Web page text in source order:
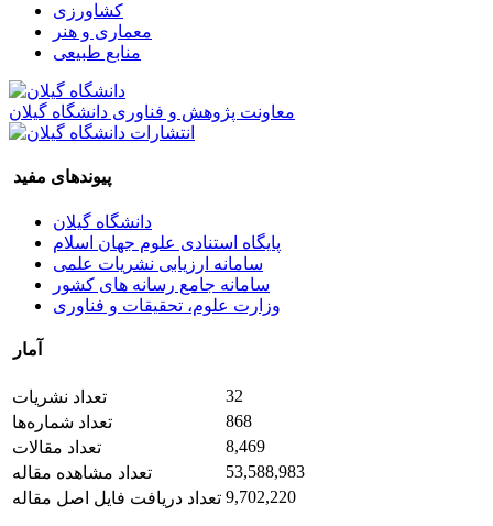
کشاورزی
معماری و هنر
منابع طبیعی
معاونت پژوهش و فناوری دانشگاه گیلان
پیوندهای مفید
دانشگاه گیلان
پایگاه استنادی علوم جهان اسلام
سامانه ارزیابی نشریات علمی
سامانه جامع رسانه های کشور
وزارت علوم، تحقیقات و فناوری
آمار
تعداد نشریات
32
تعداد شماره‌ها
868
تعداد مقالات
8,469
تعداد مشاهده مقاله
53,588,983
تعداد دریافت فایل اصل مقاله 9,702,220